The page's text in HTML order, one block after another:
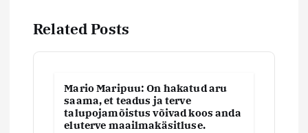
g
e
Related Posts
Mario Maripuu: On hakatud aru
saama, et teadus ja terve
talupojamõistus võivad koos anda
eluterve maailmakäsitluse.